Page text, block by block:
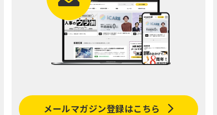
メールマガジン登録はこちら